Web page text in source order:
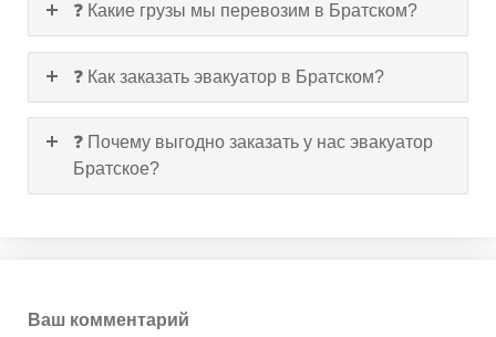
❓ Какие грузы мы перевозим в Братском?
❓ Как заказать эвакуатор в Братском?
❓ Почему выгодно заказать у нас эвакуатор
Братское?
Ваш комментарий